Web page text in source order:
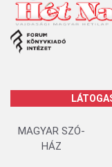
MAGYAR SZÓ-
HÁZ